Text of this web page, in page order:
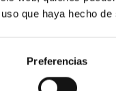
que haya hecho
Preferencias